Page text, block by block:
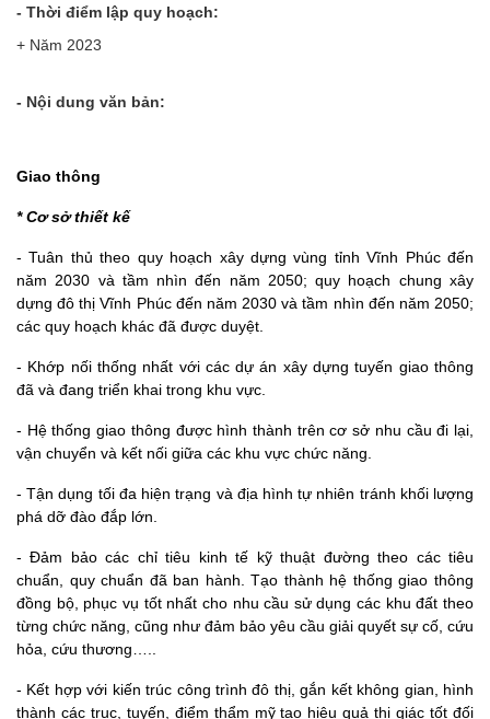
- Thời điểm lập quy hoạch:
+ Năm 2023
- Nội dung văn bản:
Giao thông
* Cơ sở thiết kế
- Tuân thủ theo quy hoạch xây dựng vùng tỉnh Vĩnh Phúc đến
năm 2030 và tầm nhìn đến năm 2050; quy hoạch chung xây
dựng đô thị Vĩnh Phúc đến năm 2030 và tầm nhìn đến năm 2050;
các quy hoạch khác đã được duyệt.
- Khớp nối thống nhất với các dự án xây dựng tuyến giao thông
đã và đang triển khai trong khu vực.
- Hệ thống giao thông được hình thành trên cơ sở nhu cầu đi lại,
vận chuyển và kết nối giữa các khu vực chức năng.
- Tận dụng tối đa hiện trạng và địa hình tự nhiên tránh khối lượng
phá dỡ đào đắp lớn.
- Đảm bảo các chỉ tiêu kinh tế kỹ thuật đường theo các tiêu
chuẩn, quy chuẩn đã ban hành. Tạo thành hệ thống giao thông
đồng bộ, phục vụ tốt nhất cho nhu cầu sử dụng các khu đất theo
từng chức năng, cũng như đảm bảo yêu cầu giải quyết sự cố, cứu
hỏa, cứu thương…..
- Kết hợp với kiến trúc công trình đô thị, gắn kết không gian, hình
thành các trục, tuyến, điểm thẩm mỹ tạo hiệu quả thị giác tốt đối